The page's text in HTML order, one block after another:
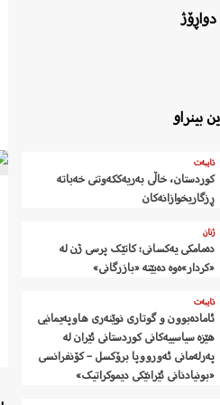
بینراو
تایبەت
کوردستان، خاڵی بەریەککەوتنی خەباتە
ڕزگاریخوازانەکان
ژنان
دەمامکی یەکسانی: کاتێک پرسی ژن لە
«کردار»ەوە دەبێتە «بازرگانی»
تایبەت
ئامادەبوون و گوتاری نوێنەری هاوپەیمانیی
هێزە سیاسییەکانی کوردستانی ئێران لە
پەرلەمانی ئەورووپا برۆکسل – کۆنفرانسی
«بونیادنانی ئێرانێکی دیموکراتیک»